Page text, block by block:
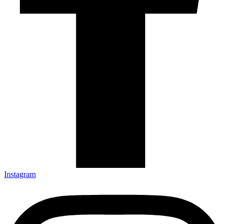
Instagram